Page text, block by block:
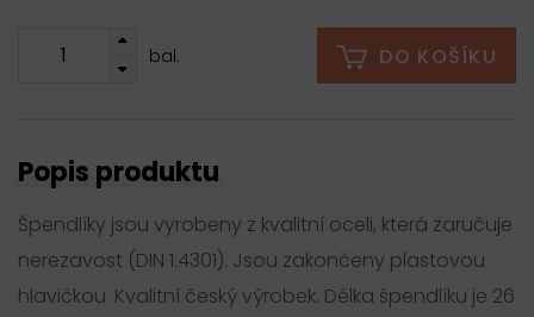
bal. DO KOŠÍKU
Popis produktu
Špendlíky jsou vyrobeny z kvalitní oceli, která zaručuje
nerezavost (DIN 1.4301). Jsou zakončeny plastovou
hlavičkou. Kvalitní český výrobek. Délka špendlíku je 26